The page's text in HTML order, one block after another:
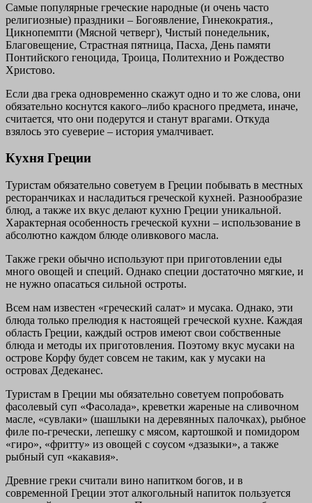
Самые популярные греческие народные (и очень часто
религиозные) праздники – Богоявление, Гинекократия.,
Цикнопемпти (Мясной четверг), Чистый понедельник,
Благовещение, Страстная пятница, Пасха, День памяти
Понтийского геноцида, Троица, Политехнио и Рождество
Христово.
Если два грека одновременно скажут одно и то же слова, они
обязательно коснутся какого–либо красного предмета, иначе,
считается, что они подерутся и станут врагами. Откуда
взялось это суеверие – история умалчивает.
Кухня Греции
Туристам обязательно советуем в Греции побывать в местных
ресторанчиках и насладиться греческой кухней. Разнообразие
блюд, а также их вкус делают кухню Греции уникальной.
Характерная особенность греческой кухни – использование в
абсолютно каждом блюде оливкового масла.
Также греки обычно используют при приготовлении еды
много овощей и специй. Однако специи достаточно мягкие, и
не нужно опасаться сильной остроты.
Всем нам известен «греческий салат» и мусака. Однако, эти
блюда только прелюдия к настоящей греческой кухне. Каждая
область Греции, каждый остров имеют свои собственные
блюда и методы их приготовления. Поэтому вкус мусаки на
острове Корфу будет совсем не таким, как у мусаки на
островах Дедеканес.
Туристам в Греции мы обязательно советуем попробовать
фасолевый суп «Фасолада», креветки жареные на сливочном
масле, «сувлаки» (шашлыки на деревянных палочках), рыбное
филе по-гречески, лепешку с мясом, картошкой и помидором
«гиро», «фритту» из овощей с соусом «дзазыки», а также
рыбный суп «какавия».
Древние греки считали вино напитком богов, и в
современной Греции этот алкогольный напиток пользуется